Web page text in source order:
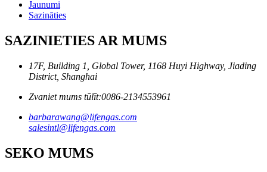
Jaunumi
Sazināties
SAZINIETIES AR MUMS
17F, Building 1, Global Tower, 1168 Huyi Highway, Jiading
District, Shanghai
Zvaniet mums tūlīt:0086-2134553961
barbarawang@lifengas.com
salesintl@lifengas.com
SEKO MUMS